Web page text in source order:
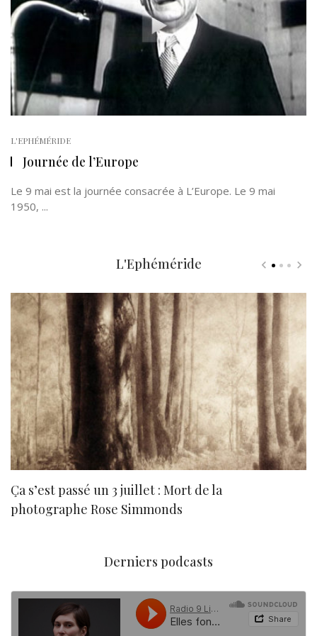
L'EPHÉMÉRIDE
Journée de l’Europe
Le 9 mai est la journée consacrée à L’Europe. Le 9 mai
1950, ...
L'Ephéméride
Ça s’est passé un 3 juillet : Mort de la
photographe Rose Simmonds
Derniers podcasts